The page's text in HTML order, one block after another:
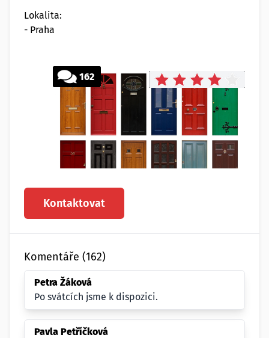
Lokalita:
- Praha
162
Kontaktovat
Komentáře (162)
Petra Žáková
Po svátcích jsme k dispozici.
Pavla Petříčková